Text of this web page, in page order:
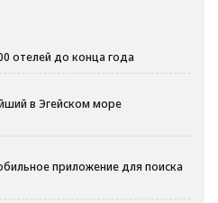
отелей до конца года
в Эгейском море
приложение для поиска